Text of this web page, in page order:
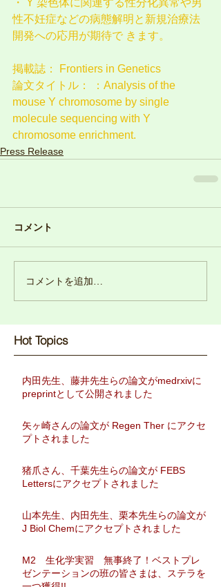
・ Y 染色体に関連する性分化異常や男
性不妊症などの病態解明と新規治療法
開発への応用が期待で きます。
掲載誌： Frontiers in Genetics
論文タイトル： ：Analysis of the
mouse Y chromosome by single
molecule sequencing with Y
chromosome enrichment.
Press Release
コメント
コメントを追加…
Hot Topics​
内田先生、藤井先生らの論文がmedrxivに
preprintとして公開されました
矢ヶ崎さんの論文が Regen Ther にアクセ
プトされました
猪爪さん、千葉先生らの論文が FEBS
Lettersにアクセプトされました
山本先生、内田先生、栗本先生らの論文が
J Biol Chemにアクセプトされました
M2 生化学実習 無事終了！ベストプレ
ゼンテーションの班の皆さまは、ステラを